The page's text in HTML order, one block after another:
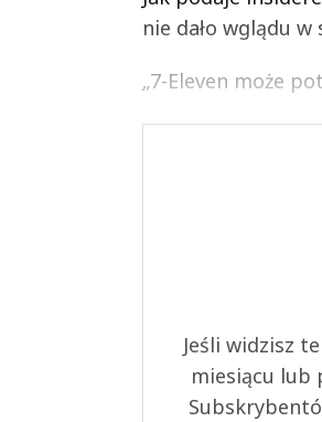
nie dało wglądu w
„7-Eleven może
Jeśli widzisz
miesiącu lub